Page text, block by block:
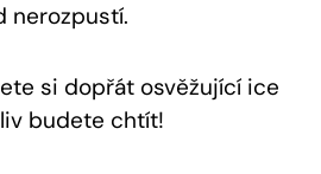
nerozpustí.⁣
si ‌dopřát osvěžující ice
budete chtít!